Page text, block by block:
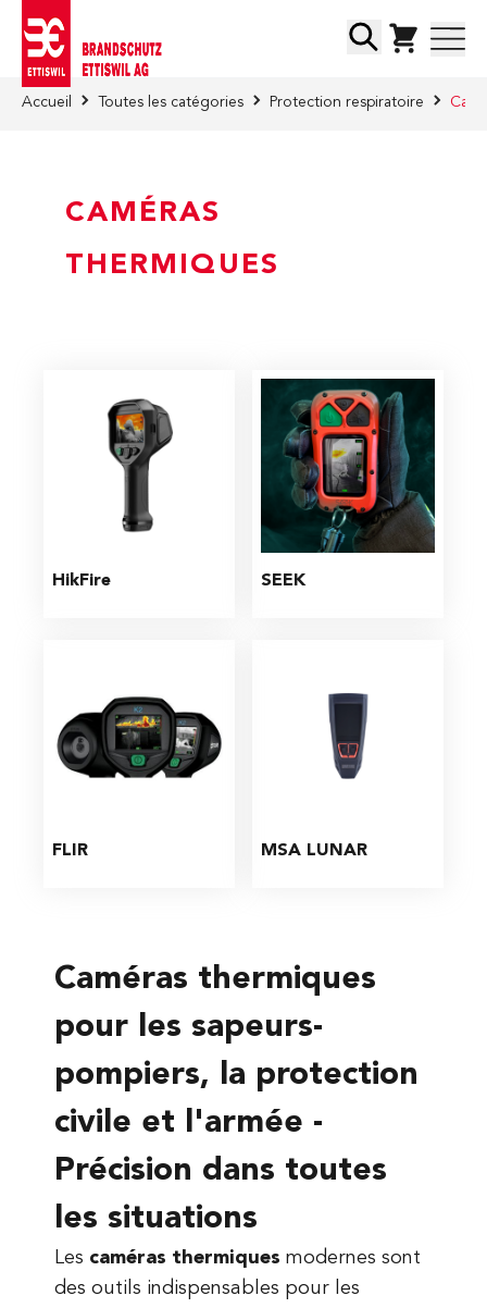
Chercher
Accueil Toutes les catégories Protection respiratoire
CAMÉRAS
THERMIQUES
Caméras thermiques
pour les sapeurs-
pompiers, la protection
civile et l'armée -
Précision dans toutes
les situations
Les caméras thermiques modernes sont
des outils indispensables pour les
HikFire SEEK
FLIR MSA LUNAR